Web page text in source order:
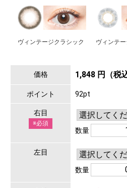
ヴィンテージクラシック ヴィンテ
価格 1,848 円（税
ポイント 92pt
右目
※必須
数量
左目
数量